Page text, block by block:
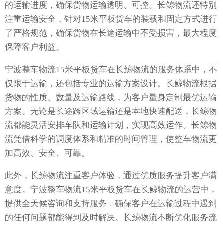
的运输进度，确保货物运输透明、可控。长鲸物流还特别
注重运输安全，针对15米平板货车的装载和固定方式进行
了严格规范，确保货物在长途运输中不受损害，最大程度
保障客户利益。
宁波整车物流15米平板货车在长鲸物流的服务体系中，不
仅限于运输，还包括专业的运输方案设计。长鲸物流根据
货物的性质、数量及运输路线，为客户量身定制最优运输
方案。无论是长途跨区域运输还是本地快速配送，长鲸物
流都能灵活安排车队和运输计划，实现高效运作。长鲸物
流凭借科学的调度体系和精准的时间管理，使整车物流更
加高效、安全、可靠。
此外，长鲸物流注重客户体验，通过优质服务提升客户满
意度。宁波整车物流15米平板货车在长鲸物流的运营中，
提供全天候咨询和支持服务，确保客户在运输过程中遇到
的任何问题都能得到及时解决。长鲸物流不断优化服务流